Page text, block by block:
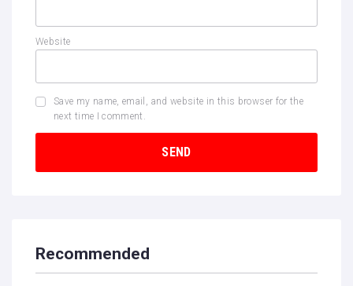
Website
Save my name, email, and website in this browser for the
next time I comment.
Recommended